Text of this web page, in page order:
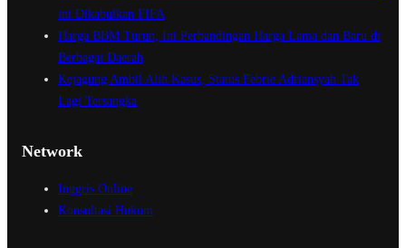
ini Dikabulkan FIFA
Harga BBM Turun, Ini Perbandingan Harga Lama dan Baru di
Berbagai Daerah
Kejagung Ambil Alih Kasus, Status Febrie Adriansyah Tak
Lagi Tersangka
Network
Inggris Online
Konsultasi Hukum